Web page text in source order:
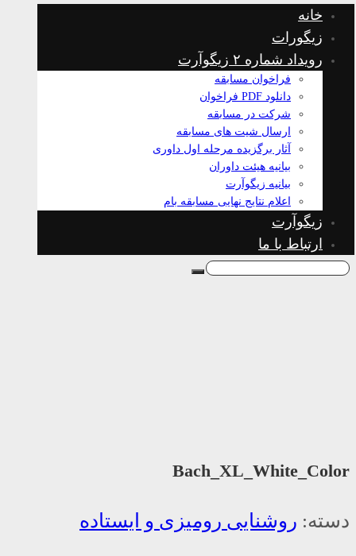
خانه
زیگورات
رویداد شماره ۲ زیگوآرت
فراخوان مسابقه
دانلود PDF فراخوان
شرکت در مسابقه
ارسال شیت های مسابقه
آثار برگزیده مرحله اول داوری
بیانیه هیئت داوران
بیانیه زیگوآرت
اعلام نتایج نهایی مسابقه بام
زیگوآرت
ارتباط با ما
Bach_XL_White_Color
دسته: روشنایی رومیزی و ایستاده